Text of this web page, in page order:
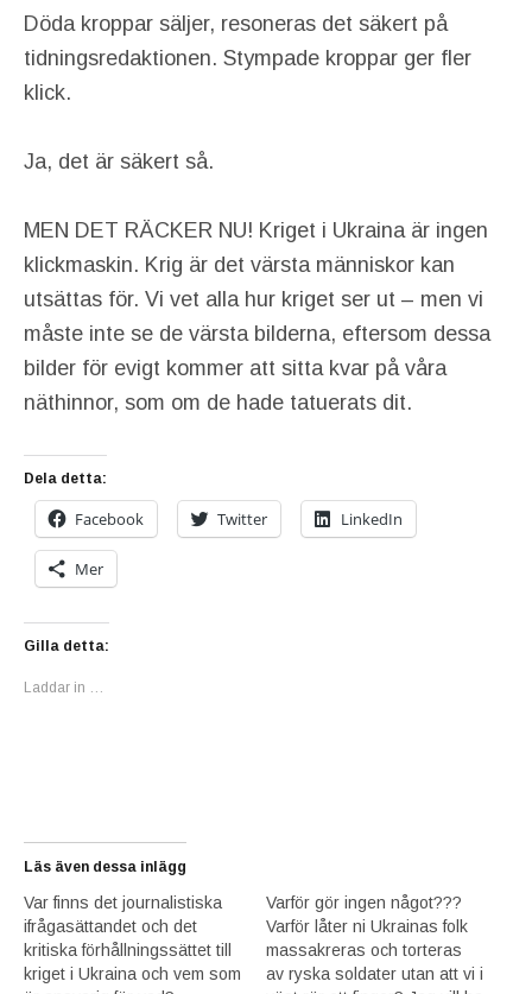
Döda kroppar säljer, resoneras det säkert på
tidningsredaktionen. Stympade kroppar ger fler
klick.
Ja, det är säkert så.
MEN DET RÄCKER NU! Kriget i Ukraina är ingen
klickmaskin. Krig är det värsta människor kan
utsättas för. Vi vet alla hur kriget ser ut – men vi
måste inte se de värsta bilderna, eftersom dessa
bilder för evigt kommer att sitta kvar på våra
näthinnor, som om de hade tatuerats dit.
Dela detta:
Facebook Twitter LinkedIn
Mer
Gilla detta:
Laddar in …
Läs även dessa inlägg
Var finns det journalistiska
ifrågasättandet och det
kritiska förhållningssättet till
kriget i Ukraina och vem som
Varför gör ingen något???
Varför låter ni Ukrainas folk
massakreras och torteras
av ryska soldater utan att vi i